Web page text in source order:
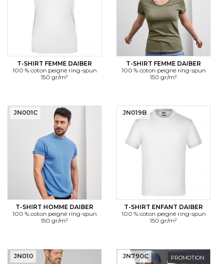
T-SHIRT FEMME DAIBER
100 % coton peigné ring-spun
150 gr/m²
T-SHIRT FEMME DAIBER
100 % coton peigné ring-spun
150 gr/m²
T-SHIRT HOMME DAIBER
100 % coton peigné ring-spun
150 gr/m²
JN001C
T-SHIRT ENFANT DAIBER
100 % coton peigné ring-spun
150 gr/m²
JN019B
JN010 PROMOTION
JN790C